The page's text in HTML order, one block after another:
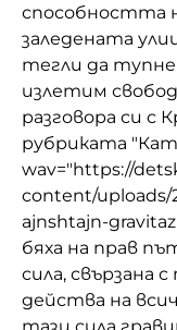
Като
Домашен
Питаме Ви
До ре ми
способността
заледената
тегли да
излетим
разговора си с
рубриката
wav="https://
content/uploads/
ajnshtajn-
бяха на прав
сила, свързана
действа на
тази сила